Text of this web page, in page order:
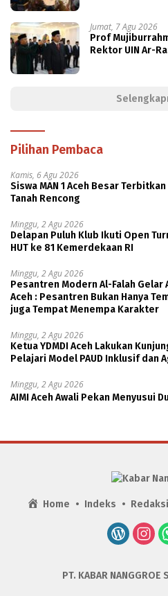
Jumat, 7 Agu 2026
Prof
Rektor UIN Ar-
Pilihan Pembaca
Kamis, 6 Agu 2026
Siswa MAN 1 Aceh Besar
Tanah Rencong
Minggu, 2 Agu 2026
Delapan Puluh Klub Ikuti Open
HUT ke 81 Kemerdekaan RI
Minggu, 2 Agu 2026
Pesantren Modern Al-Falah Gelar
Aceh : Pesantren Bukan Hanya
juga Tempat Menempa Karakter
Minggu, 2 Agu 2026
Ketua YDMDI Aceh Lakukan
Pelajari Model PAUD Inklusif dan
Minggu, 2 Agu 2026
AIMI Aceh Awali Pekan Menyusui
Home Indeks Redaksi
PT. KABAR NANGGROE